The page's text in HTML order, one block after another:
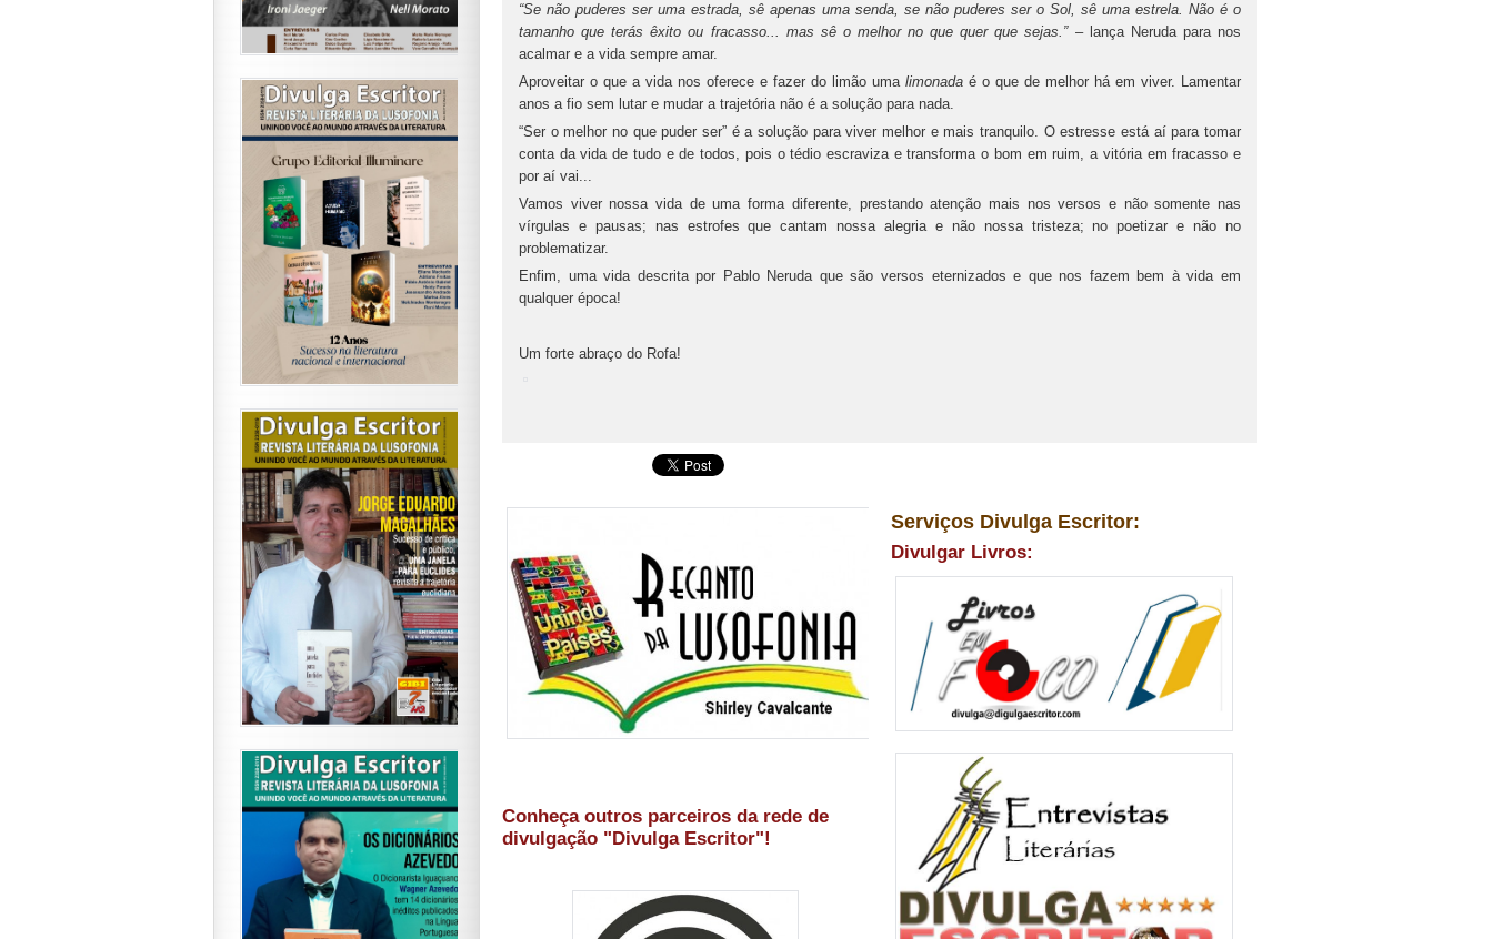
“Se não puderes ser uma estrada, sê apenas uma senda, se não puderes ser o Sol, sê uma estrela. Não é o
tamanho que terás êxito ou fracasso... mas sê o melhor no que quer que sejas.” – lança Neruda para nos
acalmar e a vida sempre amar.
Aproveitar o que a vida nos oferece e fazer do limão uma limonada é o que de melhor há em viver. Lamentar
anos a fio sem lutar e mudar a trajetória não é a solução para nada.
“Ser o melhor no que puder ser” é a solução para viver melhor e mais tranquilo. O estresse está aí para tomar
conta da vida de tudo e de todos, pois o tédio escraviza e transforma o bom em ruim, a vitória em fracasso e
por aí vai...
Vamos viver nossa vida de uma forma diferente, prestando atenção mais nos versos e não somente nas
vírgulas e pausas; nas estrofes que cantam nossa alegria e não nossa tristeza; no poetizar e não no
problematizar.
Enfim, uma vida descrita por Pablo Neruda que são versos eternizados e que nos fazem bem à vida em
qualquer época!
Um forte abraço do Rofa!
Conheça outros parceiros da rede de
divulgação "Divulga Escritor"!
Serviços Divulga Escritor:
Divulgar Livros: